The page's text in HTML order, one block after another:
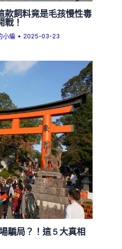
款飼料竟是毛孩慢性毒
戰！
小編 • 2025-03-23
騙局？！這 5 大真相